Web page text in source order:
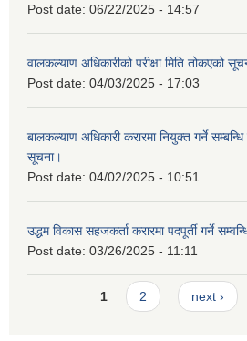
Post date: 06/22/2025 - 14:57
वालकल्याण अधिकारीको परीक्षा मिति तोकएको
Post date: 04/03/2025 - 17:03
बालकल्याण अधिकारी करारमा नियुक्त गर्ने
सूचना।
Post date: 04/02/2025 - 10:51
उद्धम विकास सहजकर्ता करारमा पदपूर्ती गर्ने
Post date: 03/26/2025 - 11:11
Pages1 2 next ›